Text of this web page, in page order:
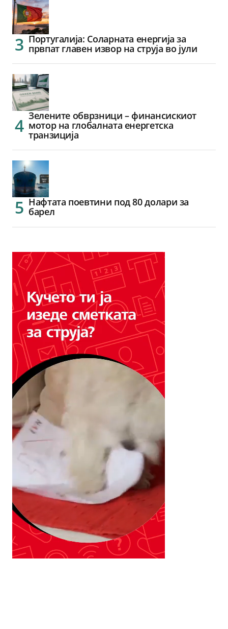
Португалија: Соларната енергија за
првпат главен извор на струја во јули
Зелените обврзници – финансискиот
мотор на глобалната енергетска
транзиција
Нафтата поевтини под 80 долари за
барел